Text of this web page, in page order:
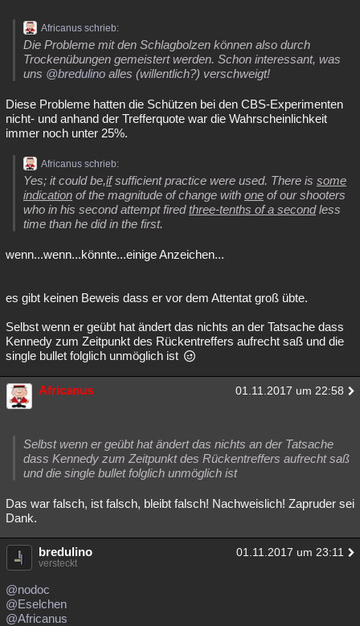
Africanus schrieb:
Die Probleme mit den Schlagbolzen können also durch
Trockenübungen gemeistert werden. Schon interessant, was
uns @bredulino alles (willentlich?) verschweigt!
Diese Probleme hatten die Schützen bei den CBS-Experimenten
nicht- und anhand der Trefferquote war die Wahrscheinlichkeit
immer noch unter 25%.
Africanus schrieb:
Yes; it could be,ifsufficient practice were used. There is some
indication of the magnitude of change with one of our shooters
who in his second attempt firedthree-tenths of a secondless
time than he did in the first.
wenn...wenn...könnte...einige Anzeichen...
es gibt keinen Beweis dass er vor dem Attentat groß übte.
Selbst wenn er geübt hat ändert das nichts an der Tatsache dass
Kennedy zum Zeitpunkt des Rückentreffers aufrecht saß und die
single bullet folglich unmöglich ist
Africanus 01.11.2017 um 22:58
Selbst wenn er geübt hat ändert das nichts an der Tatsache
dass Kennedy zum Zeitpunkt des Rückentreffers aufrecht saß
und die single bullet folglich unmöglich ist
Das war falsch, ist falsch, bleibt falsch! Nachweislich! Zapruder sei
Dank.
bredulino 01.11.2017 um 23:11
versteckt
@nodoc
@Eselchen
@Africanus